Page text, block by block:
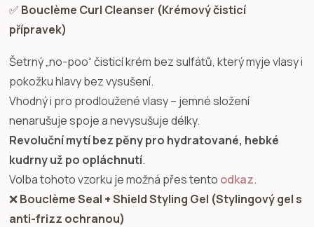
✅ Bouclème Curl Cleanser (Krémový čisticí
přípravek)
Šetrný „no-poo“ čisticí krém bez sulfátů, který myje vlasy i
pokožku hlavy bez vysušení.
Vhodný i pro prodloužené vlasy – jemné složení
nenarušuje spoje a nevysušuje délky.
Revoluční mytí bez pěny pro hydratované, hebké
kudrny už po opláchnutí.
Volba tohoto vzorku je možná přes tento odkaz.
❌Bouclème Seal + Shield Styling Gel (Stylingový gel s
anti-frizz ochranou)